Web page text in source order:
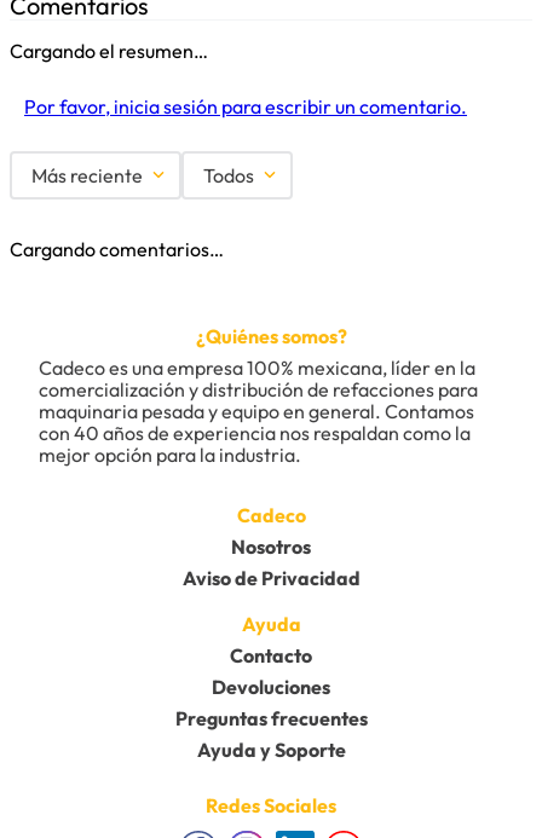
Cargando el resumen…
Por favor, inicia sesión para escribir un comentario.
Más reciente Todos
Cargando comentarios…
¿Quiénes somos?
Cadeco es una empresa 100% mexicana, líder en la
comercialización y distribución de refacciones para
maquinaria pesada y equipo en general. Contamos
con 40 años de experiencia nos respaldan como la
mejor opción para la industria.
Cadeco
Nosotros
Aviso de Privacidad
Ayuda
Contacto
Devoluciones
Preguntas frecuentes
Ayuda y Soporte
Redes Sociales